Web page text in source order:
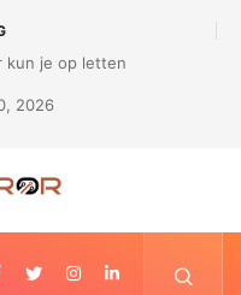
er uit?
2026